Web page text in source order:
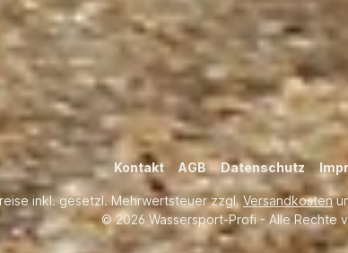
Kontakt AGB Datenschutz
inkl. gesetzl. Mehrwertsteuer zzgl. Versandkosten
© 2026 Wassersport-Profi - Alle Rechte